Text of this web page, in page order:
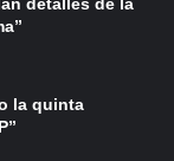
la quinta